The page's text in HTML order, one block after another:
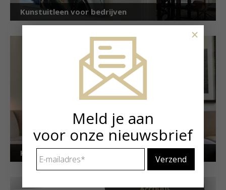
Kunstuitleen voor bedrijven
Kunstuitleen voor particulieren
Meld je aan
voor onze nieuwsbrief
mailadres *
×